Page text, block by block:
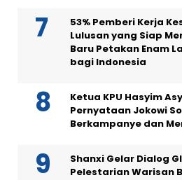
53% Pemberi Kerja
Lulusan yang Siap
Baru Petakan Enam
bagi Indonesia
Ketua KPU Hasyim
Pernyataan Jokowi
Berkampanye dan
Shanxi Gelar Dialog
Pelestarian Warisan